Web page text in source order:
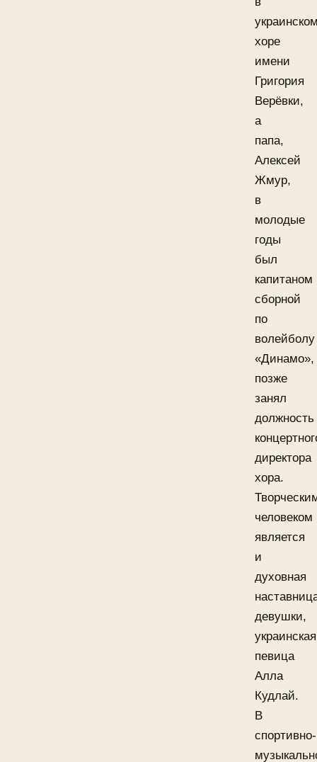
хоре
имени
Григория
Верёвки,
а
папа,
Алексей
Жмур,
в
молодые
годы
был
капитаном
сборной
по
волейболу
«Динамо»,
позже
занял
должность
директора
хора.
человеком
является
и
духовная
девушки,
украинская
певица
Алла
Кудлай.
В
спортивно-